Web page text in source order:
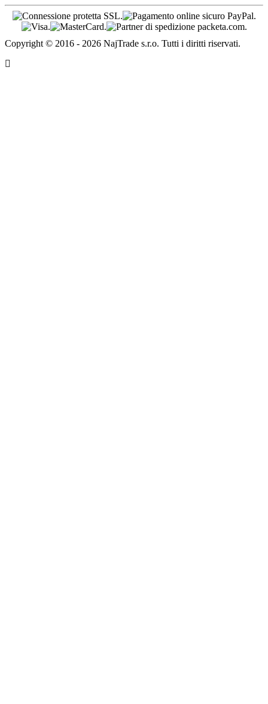
Copyright © 2016 - 2026 NajTrade s.r.o. Tutti i diritti riservati.